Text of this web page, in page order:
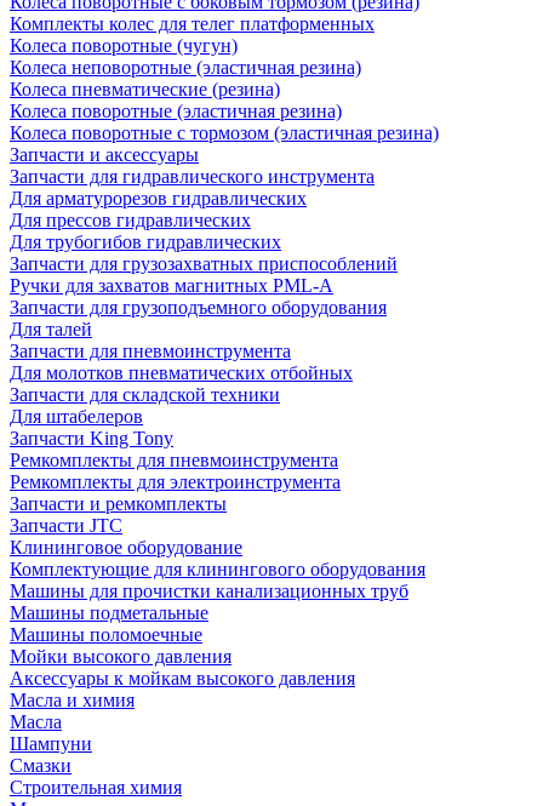
Комплекты колес для телег платформенных
Колеса поворотные (чугун)
Колеса неповоротные (эластичная резина)
Колеса пневматические (резина)
Колеса поворотные (эластичная резина)
Колеса поворотные c тормозом (эластичная резина)
Запчасти и аксессуары
Запчасти для гидравлического инструмента
Для арматурорезов гидравлических
Для прессов гидравлических
Для трубогибов гидравлических
Запчасти для грузозахватных приспособлений
Ручки для захватов магнитных PML-A
Запчасти для грузоподъемного оборудования
Для талей
Запчасти для пневмоинструмента
Для молотков пневматических отбойных
Запчасти для складской техники
Для штабелеров
Запчасти King Tony
Ремкомплекты для пневмоинструмента
Ремкомплекты для электроинструмента
Запчасти и ремкомплекты
Запчасти JTC
Клининговое оборудование
Комплектующие для клинингового оборудования
Машины для прочистки канализационных труб
Машины подметальные
Машины поломоечные
Мойки высокого давления
Аксессуары к мойкам высокого давления
Масла и химия
Масла
Шампуни
Смазки
Строительная химия